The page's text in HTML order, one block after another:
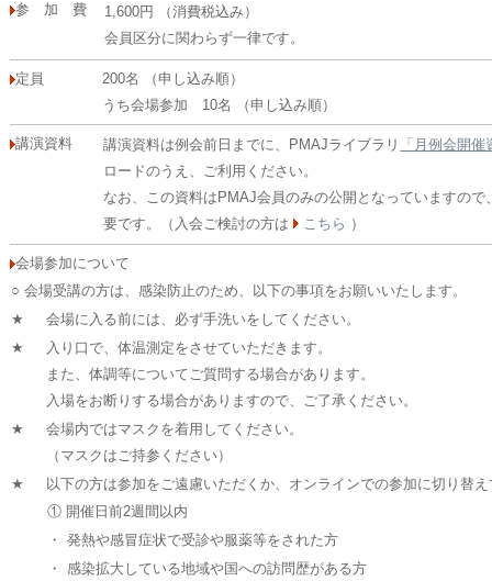
参 加 費
1,600円 （消費税込み）
会員区分に関わらず一律です。
定員
200名 （申し込み順）
うち会場参加 10名 （申し込み順）
講演資料 講演資料は例会前日までに、PMAJライブラリ
「月例会開催
ロードのうえ、ご利用ください。
なお、この資料はPMAJ会員のみの公開となっていますの
要です。（入会ご検討の方は
こちら ）
会場参加について
○ 会場受講の方は、感染防止のため、以下の事項をお願いいたします。
★
会場に入る前には、必ず手洗いをしてください。
★
入り口で、体温測定をさせていただきます。
また、体調等についてご質問する場合があります。
入場をお断りする場合がありますので、ご了承ください。
★
会場内ではマスクを着用してください。
（マスクはご持参ください）
★
以下の方は参加をご遠慮いただくか、オンラインでの参加に切り替
① 開催日前2週間以内
・
発熱や感冒症状で受診や服薬等をされた方
・
感染拡大している地域や国への訪問歴がある方